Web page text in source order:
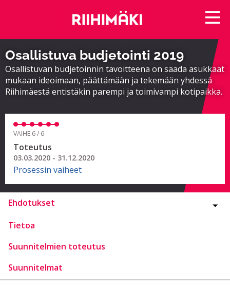
Osallistuva budjetointi 2019
Osallistuvan budjetoinnin tavoitteena on saada asukkaat
mukaan ideoimaan, päättämään ja tekemään yhdessä
Riihimäestä entistäkin parempi ja toimivampi kotipaikka.
VAIHE 6 / 6
Toteutus
03.03.2020 - 31.12.2020
Prosessin vaiheet
Ehdotukset
Tietoa
Suunnitelmien toteutus
Suunnitelmat